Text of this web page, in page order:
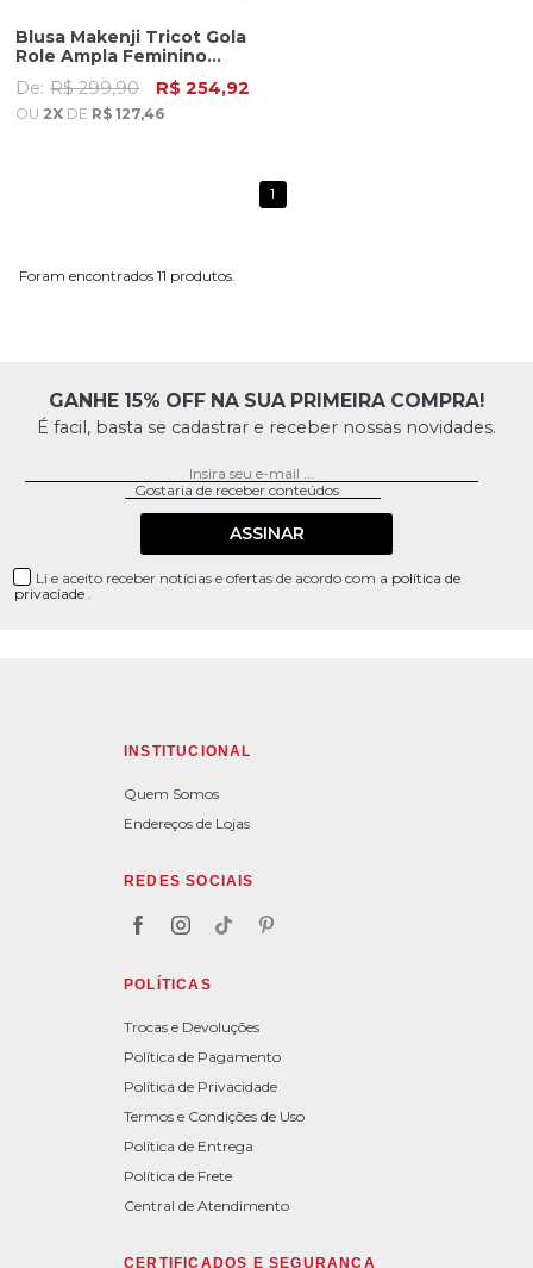
Blusa Makenji Tricot Gola
Role Ampla Feminino
De: R$ 299,90 R$ 254,92
OU 2X DE R$ 127,46
1
11
GANHE 15% OFF NA SUA PRIMEIRA COMPRA!
É facil, basta se cadastrar e receber nossas novidades.
ASSINAR
Li e aceito receber notícias e ofertas de acordo com a política de
privaciade
INSTITUCIONAL
Quem Somos
Endereços de Lojas
REDES SOCIAIS
POLÍTICAS
Trocas e Devoluções
Política de Pagamento
Política de Privacidade
Termos e Condições de Uso
Política de Entrega
Política de Frete
Central de Atendimento
CERTIFICADOS E SEGURANÇA